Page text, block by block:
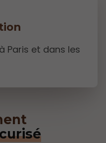
Paris et dans les